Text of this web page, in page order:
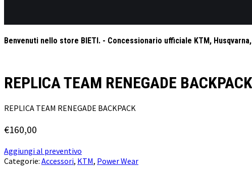
Benvenuti nello store BIETI. - Concessionario ufficiale KTM,
REPLICA TEAM RENEGADE BACKPACK
REPLICA TEAM RENEGADE BACKPACK
€160,00
Aggiungi al preventivo
Categorie: Accessori, KTM, Power Wear